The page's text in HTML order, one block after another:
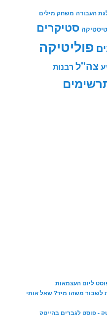
העבודה משחק מילים
סטיקרים
פוליטיקה
צה"ל רבנות
ליום העצמאות
לשבור משהו מיד? שאל אותי
- פוסט לגברים בהייטק